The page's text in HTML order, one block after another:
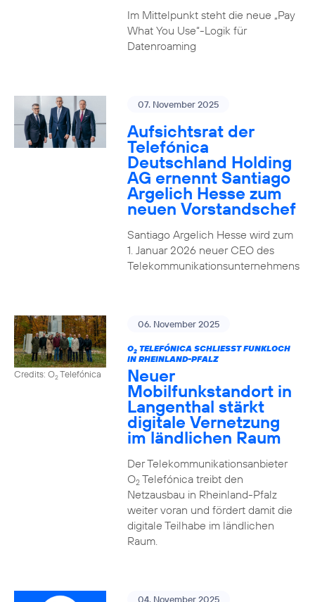
Im Mittelpunkt steht die neue „Pay
What You Use“-Logik für
Datenroaming
07. November 2025
Aufsichtsrat der
Telefónica
Deutschland Holding
AG ernennt Santiago
Argelich Hesse zum
neuen Vorstandschef
Santiago Argelich Hesse wird zum
1. Januar 2026 neuer CEO des
Telekommunikationsunternehmens
Credits: O2Telefónica
06. November 2025
O2TELEFÓNICA SCHLIESST FUNKLOCH I
N RHEINLAND-PFALZ
Neuer
Mobilfunkstandort in
Langenthal stärkt
digitale Vernetzung
im ländlichen Raum
Der Telekommunikationsanbieter
O2Telefónica treibt den
Netzausbau in Rheinland-Pfalz
weiter voran und fördert damit die
digitale Teilhabe im ländlichen
Raum.
04. November 2025